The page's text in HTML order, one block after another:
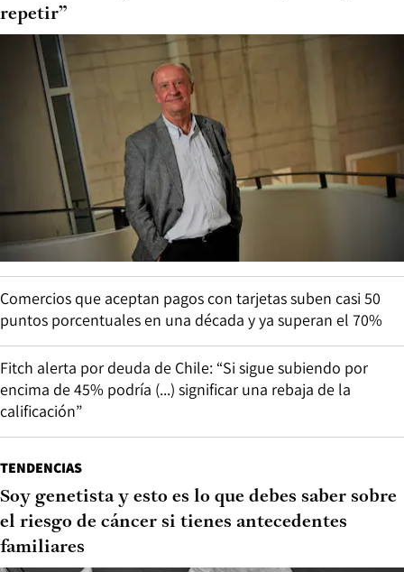
repetir”
Comercios que aceptan pagos con tarjetas suben casi 50
puntos porcentuales en una década y ya superan el 70%
Fitch alerta por deuda de Chile: “Si sigue subiendo por
encima de 45% podría (...) significar una rebaja de la
calificación”
TENDENCIAS
Soy genetista y esto es lo que debes saber sobre
el riesgo de cáncer si tienes antecedentes
familiares